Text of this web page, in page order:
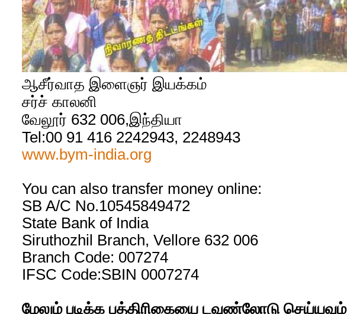
ஆசீர்வாத இளைஞர் இயக்கம்
சர்ச் காலனி
வேலூர் 632 006,இந்தியா
Tel:00 91 416 2242943, 2248943
www.bym-india.org
You can also transfer money online:
SB A/C No.10545849472
State Bank of India
Siruthozhil Branch, Vellore 632 006
Branch Code: 007274
IFSC Code:SBIN 0007274
மேலும் படிக்க பத்திரிகையை டவுண்லோடு செய்யவும்